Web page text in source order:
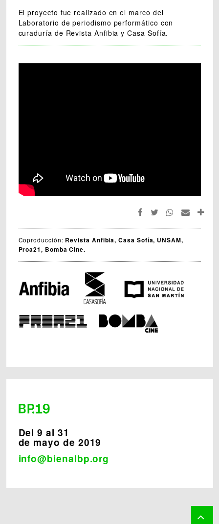
El proyecto fue realizado en el marco del
Laboratorio de periodismo performático con
curaduría de Revista Anfibia y Casa Sofía.
Coproducción: Revista Anfibia, Casa Sofía, UNSAM,
Proa21, Bomba Cine.
Del 9 al 31
de mayo de 2019
info@bienalbp.org